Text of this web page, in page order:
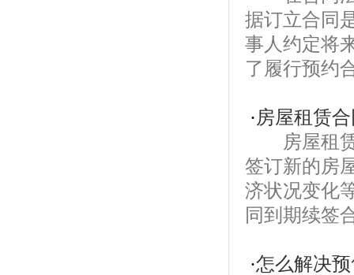
据订立合同
事人约定将
了履行预约
·房屋租赁
房屋租赁
签订新的房
济状况变化
同到期续签
·怎么解决